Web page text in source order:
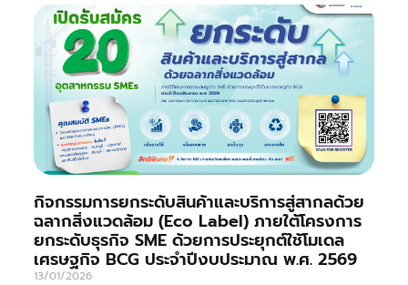
กิจกรรมการยกระดับสินค้าและบริการสู่สากลด้วย
ฉลากสิ่งแวดล้อม (Eco Label) ภายใต้โครงการ
ยกระดับธุรกิจ SME ด้วยการประยุกต์ใช้โมเดล
เศรษฐกิจ BCG ประจำปีงบประมาณ พ.ศ. 2569
13/01/2026